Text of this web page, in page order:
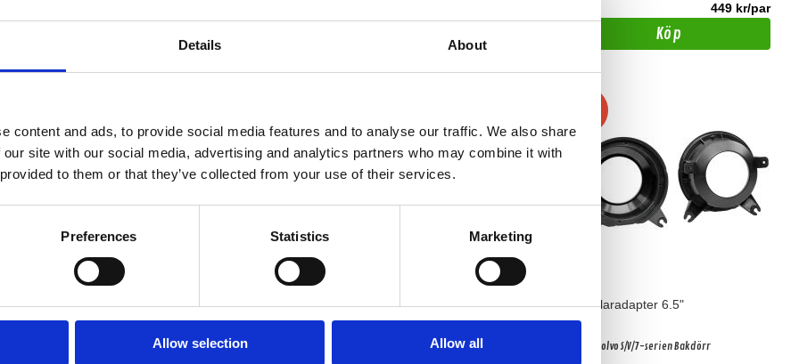
Details About
content and ads, to provide social media features and to analyse our traffic. We also share
site with our social media, advertising and analytics partners who may combine it with
to them or that they’ve collected from your use of their services.
Preferences Statistics Marketing
Allow selection Allow all
449 kr/par
Köp
Högtalaradapter 6.5"
Passar Volvo S/V/6/7/8-serien
Högtalaradapter 6.5"
Passar Volvo S/V/6/7/8-serien
Högtalaradapter 6.5"
Passar Volvo S/V/7-serien Bakdörr